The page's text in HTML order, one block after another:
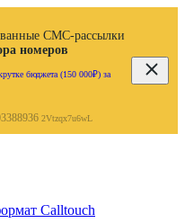
СМС-рассылки
номеров
бюджета (150 000₽) за
2Vtzqx7u6wL
Calltouch